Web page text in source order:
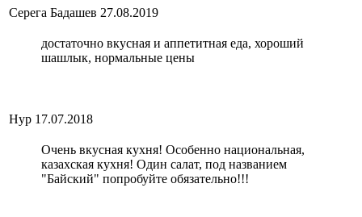
Серега Бадашев 27.08.2019
достаточно вкусная и аппетитная еда, хороший
шашлык, нормальные цены
Нур 17.07.2018
Очень вкусная кухня! Особенно национальная,
казахская кухня! Один салат, под названием
"Байский" попробуйте обязательно!!!